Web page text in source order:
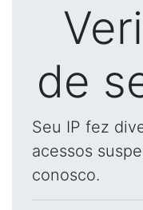
de
Seu IP fez
acessos
conosco.